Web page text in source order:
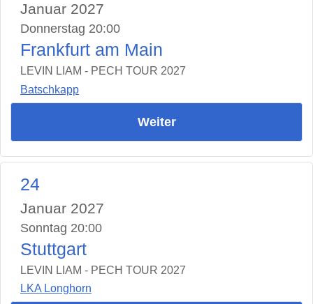
Januar 2027
Donnerstag 20:00
Frankfurt am Main
LEVIN LIAM - PECH TOUR 2027
Batschkapp
Weiter
24
Januar 2027
Sonntag 20:00
Stuttgart
LEVIN LIAM - PECH TOUR 2027
LKA Longhorn